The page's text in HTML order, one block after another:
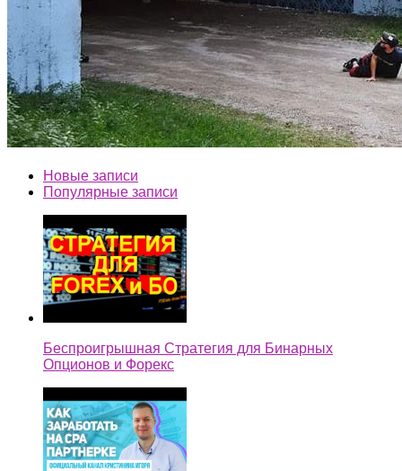
Новые записи
Популярные записи
Беспроигрышная Стратегия для Бинарных
Опционов и Форекс